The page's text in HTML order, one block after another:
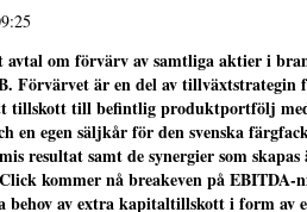
om förvärv av samtliga aktier i
Förvärvet är en del av tillväxtstrategin
tillskott till befintlig produktportfölj
en egen säljkår för den svenska
resultat samt de synergier som
kommer nå breakeven på EBITDA-
behov av extra kapitaltillskott i form av